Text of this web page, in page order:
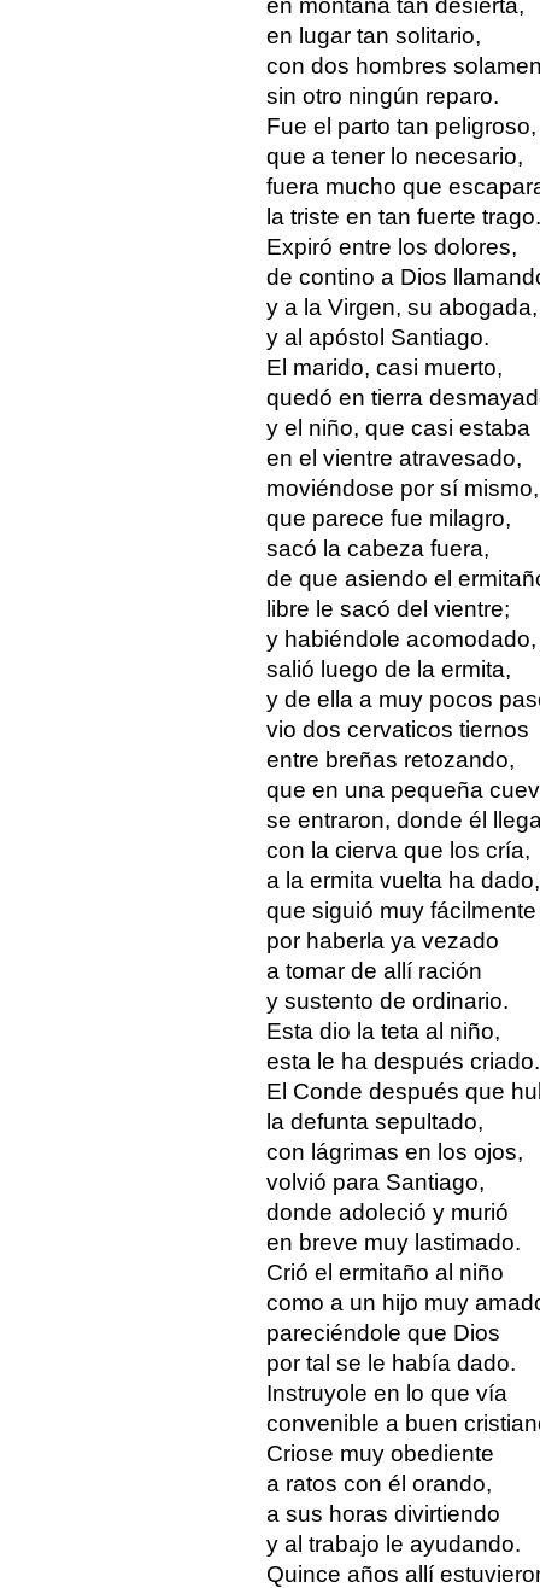
en lugar tan solitario,
con dos hombres
sin otro ningún reparo.
Fue el parto tan peligroso,
que a tener lo necesario,
fuera mucho que
la triste en tan fuerte trago.
Expiró entre los dolores,
de contino a Dios
y a la Virgen, su abogada,
y al apóstol Santiago.
El marido, casi muerto,
quedó en tierra
y el niño, que casi estaba
en el vientre atravesado,
moviéndose por sí mismo,
que parece fue milagro,
sacó la cabeza fuera,
de que asiendo el
libre le sacó del vientre;
y habiéndole acomodado,
salió luego de la ermita,
y de ella a muy pocos
vio dos cervaticos tiernos
entre breñas retozando,
que en una pequeña
se entraron, donde él
con la cierva que los cría,
a la ermita vuelta ha dado,
que siguió muy fácilmente
por haberla ya vezado
a tomar de allí ración
y sustento de ordinario.
Esta dio la teta al niño,
esta le ha después criado.
El Conde después que
la defunta sepultado,
con lágrimas en los ojos,
volvió para Santiago,
donde adoleció y murió
en breve muy lastimado.
Crió el ermitaño al niño
como a un hijo muy
pareciéndole que Dios
por tal se le había dado.
Instruyole en lo que vía
convenible a buen
Criose muy obediente
a ratos con él orando,
a sus horas divirtiendo
y al trabajo le ayudando.
Quince años allí